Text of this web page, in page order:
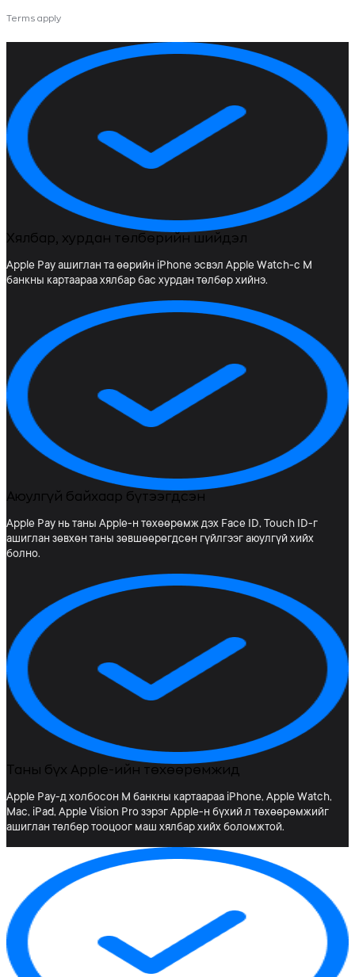
Terms apply
Хялбар, хурдан төлбөрийн шийдэл
Apple Pay ашиглан та өөрийн iPhone эсвэл Apple Watch-с М
банкны картаараа хялбар бас хурдан төлбөр хийнэ.
Аюулгүй байхаар бүтээгдсэн
Apple Pay нь таны Apple-н төхөөрөмж дэх Face ID, Touch ID-г
ашиглан зөвхөн таны зөвшөөрөгдсөн гүйлгээг аюулгүй хийх
болно.
Таны бүх Apple-ийн төхөөрөмжид
Apple Pay-д холбосон М банкны картаараа iPhone, Apple Watch,
Mac, iPad, Apple Vision Pro зэрэг Apple-н бүхий л төхөөрөмжийг
ашиглан төлбөр тооцоог маш хялбар хийх боломжтой.